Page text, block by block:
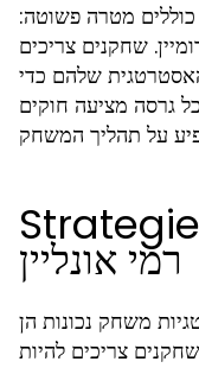
כוללים מטרה פשוטה:
שחקנים צריכים
שלהם כדי
גרסה מציעה חוקים
רמי אונליין
משחק נכונות הן
צריכים להיות